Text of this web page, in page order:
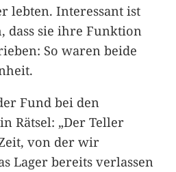
lebten. Interessant ist
dass sie ihre Funktion
So waren beide
Fund bei den
Rätsel: „Der Teller
von der wir
Lager bereits verlassen